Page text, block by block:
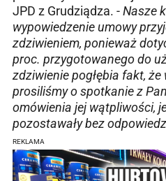
JPD z Grudziądza. -Nasze
wypowiedzenie umowy
zdziwieniem, ponieważ
proc. przygotowanego do
zdziwienie pogłębia fakt,
prosiliśmy o spotkanie z
omówienia jej wątpliwości,
pozostawały bez
REKLAMA